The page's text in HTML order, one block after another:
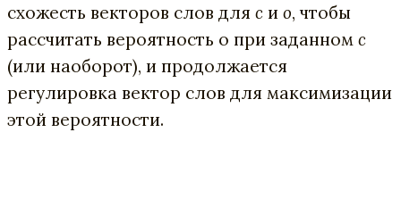
схожесть векторов слов для c и o, чтобы
рассчитать вероятность o при заданном с
(или наоборот), и продолжается
регулировка вектор слов для максимизации
этой вероятности.